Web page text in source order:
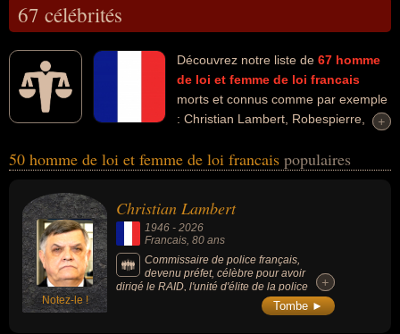
67 célébrités
Découvrez notre liste de 67 homme
de loi et femme de loi francais
morts et connus comme par exemple
: Christian Lambert, Robespierre,
Roger Borniche, Didier Bergès, Louis Lépine, Jean Tiberi... Ces
la justice, de l'histoire, de la politique, de la guerre, people, de la
politique de centre, de l'udf, de l'art, de la littérature, de la fraude
ou de la politique de droite. Ces célébrités peuvent également avoir
été chef de la police, fonctionnaire, haut fonctionnaire, homme
d'état, policier, préfet, avocat, homme politique, révolutionnaire,
descendant de célébrité, académicien, député, député européen,
magistrat, membre du conseil constitutionnel, ministre, ministre
+
+
50 homme de loi et femme de loi francais populaires
Notez-le !
Christian Lambert
1946 - 2026
Francais, 80 ans
Commissaire de police français,
devenu préfet, célèbre pour avoir
dirigé le RAID, l'unité d'élite de la police
nationale, et notamment pour avoir mené
l'assaut lors de la prise d'otages de la
+
+
Tombe ►